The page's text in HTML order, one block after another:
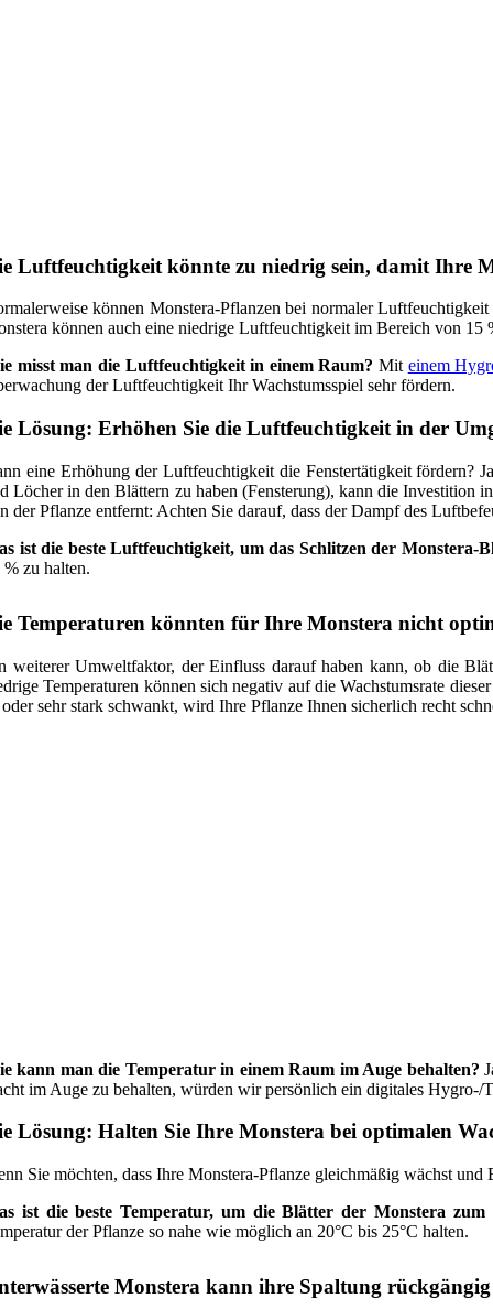
Luftfeuchtigkeit könnte zu niedrig sein, damit Ihre
können Monstera-Pflanzen bei normaler
können auch eine niedrige Luftfeuchtigkeit im Bereich von 15
misst man die Luftfeuchtigkeit in einem Raum? Mit einem
der Luftfeuchtigkeit Ihr Wachstumsspiel sehr fördern.
Lösung: Erhöhen Sie die Luftfeuchtigkeit in der
eine Erhöhung der Luftfeuchtigkeit die Fenstertätigkeit fördern?
Löcher in den Blättern zu haben (Fensterung), kann die Investition
der Pflanze entfernt: Achten Sie darauf, dass der Dampf des
ist die beste Luftfeuchtigkeit, um das Schlitzen der Monstera-
% zu halten.
Temperaturen könnten für Ihre Monstera nicht
weiterer Umweltfaktor, der Einfluss darauf haben kann, ob die
Temperaturen können sich negativ auf die Wachstumsrate
sehr stark schwankt, wird Ihre Pflanze Ihnen sicherlich recht
kann man die Temperatur in einem Raum im Auge behalten?
im Auge zu behalten, würden wir persönlich ein digitales Hygro-/
Lösung: Halten Sie Ihre Monstera bei optimalen
Sie möchten, dass Ihre Monstera-Pflanze gleichmäßig wächst
ist die beste Temperatur, um die Blätter der Monstera zum
der Pflanze so nahe wie möglich an 20°C bis 25°C halten.
Monstera kann ihre Spaltung